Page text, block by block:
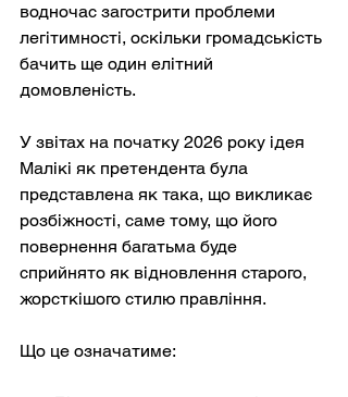
водночас загострити проблеми
легітимності, оскільки громадськість
бачить ще один елітний
домовленість.
У звітах на початку 2026 року ідея
Малікі як претендента була
представлена як така, що викликає
розбіжності, саме тому, що його
повернення багатьма буде
сприйнято як відновлення старого,
жорсткішого стилю правління.
Що це означатиме: